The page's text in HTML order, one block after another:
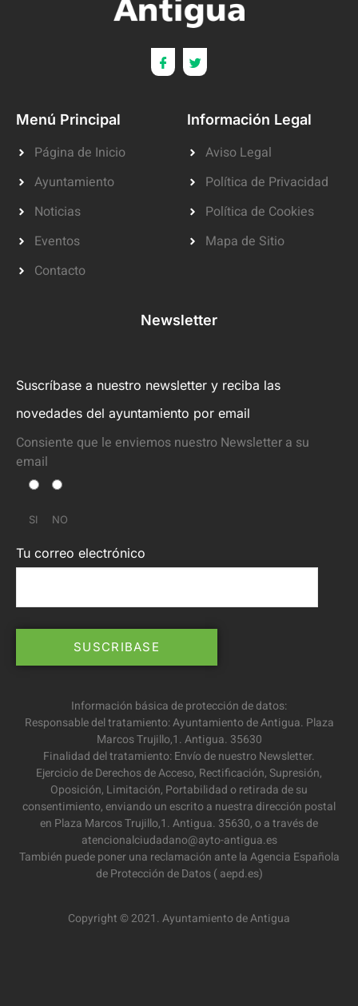
Menú Principal
Página de Inicio
Ayuntamiento
Noticias
Eventos
Contacto
Información Legal
Aviso Legal
Política de Privacidad
Política de Cookies
Mapa de Sitio
Newsletter
Suscríbase a nuestro newsletter y reciba las
novedades del ayuntamiento por email
Consiente que le enviemos nuestro Newsletter a su
email
SI NO
Tu correo electrónico
Información básica de protección de datos:
Responsable del tratamiento: Ayuntamiento de Antigua. Plaza
Marcos Trujillo,1. Antigua. 35630
Finalidad del tratamiento: Envío de nuestro Newsletter.
Ejercicio de Derechos de Acceso, Rectificación, Supresión,
Oposición, Limitación, Portabilidad o retirada de su
consentimiento, enviando un escrito a nuestra dirección postal
en Plaza Marcos Trujillo,1. Antigua. 35630, o a través de
atencionalciudadano@ayto-antigua.es
También puede poner una reclamación ante la Agencia Española
de Protección de Datos ( aepd.es)
Copyright © 2021. Ayuntamiento de Antigua